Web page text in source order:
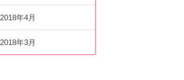
2018年4月
2018年3月